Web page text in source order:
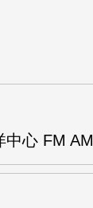
中心 FM AM